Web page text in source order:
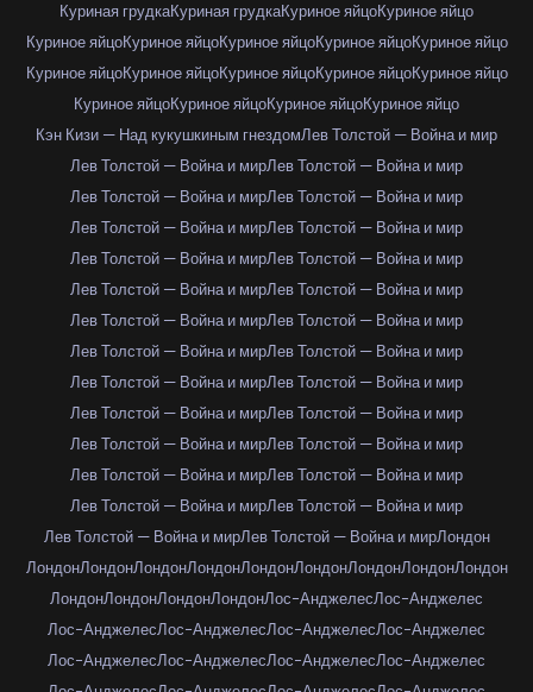
Куриная грудкаКуриная грудкаКуриное яйцоКуриное яйцо
Куриное яйцоКуриное яйцоКуриное яйцоКуриное яйцоКуриное яйцо
Куриное яйцоКуриное яйцоКуриное яйцоКуриное яйцоКуриное яйцо
Куриное яйцоКуриное яйцоКуриное яйцоКуриное яйцо
Кэн Кизи — Над кукушкиным гнездомЛев Толстой — Война и мир
Лев Толстой — Война и мирЛев Толстой — Война и мир
Лев Толстой — Война и мирЛев Толстой — Война и мир
Лев Толстой — Война и мирЛев Толстой — Война и мир
Лев Толстой — Война и мирЛев Толстой — Война и мир
Лев Толстой — Война и мирЛев Толстой — Война и мир
Лев Толстой — Война и мирЛев Толстой — Война и мир
Лев Толстой — Война и мирЛев Толстой — Война и мир
Лев Толстой — Война и мирЛев Толстой — Война и мир
Лев Толстой — Война и мирЛев Толстой — Война и мир
Лев Толстой — Война и мирЛев Толстой — Война и мир
Лев Толстой — Война и мирЛев Толстой — Война и мир
Лев Толстой — Война и мирЛев Толстой — Война и мир
Лев Толстой — Война и мирЛев Толстой — Война и мирЛондон
ЛондонЛондонЛондонЛондонЛондонЛондонЛондонЛондонЛондон
ЛондонЛондонЛондонЛондонЛос-АнджелесЛос-Анджелес
Лос-АнджелесЛос-АнджелесЛос-АнджелесЛос-Анджелес
Лос-АнджелесЛос-АнджелесЛос-АнджелесЛос-Анджелес